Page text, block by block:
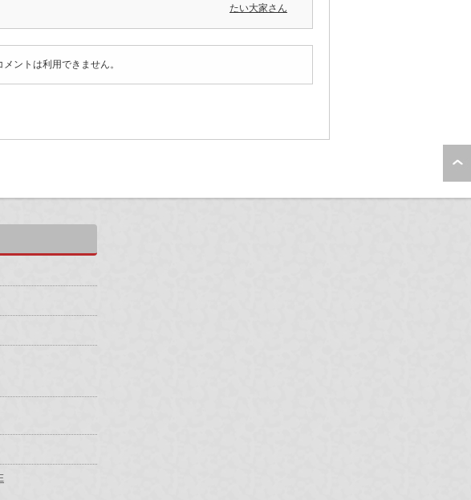
たい大家さん
メントは利用できません。